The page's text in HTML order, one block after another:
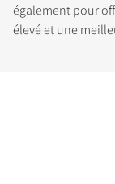
également pour
élevé et une